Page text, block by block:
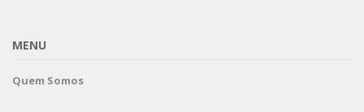
MENU
Quem Somos